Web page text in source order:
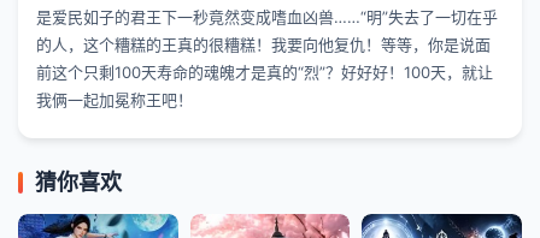
是爱民如子的君王下一秒竟然变成嗜血凶兽……“明”失去了一切在乎
的人，这个糟糕的王真的很糟糕！我要向他复仇！等等，你是说面
前这个只剩100天寿命的魂魄才是真的“烈”？好好好！100天，就让
我俩一起加冕称王吧！
猜你喜欢